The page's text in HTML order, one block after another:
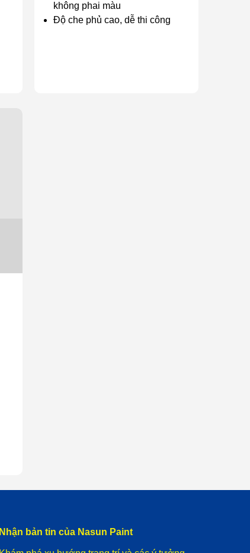
không phai màu
Độ che phủ cao, dễ thi công
Nhận bản tin của Nasun Paint